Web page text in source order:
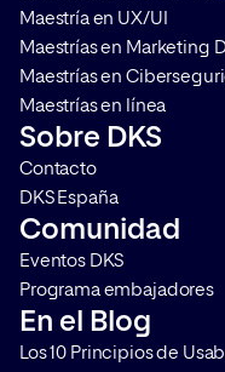
Maestría en UX/UI
Maestrías en Marketing
Maestrías en
Maestrías en línea
Sobre DKS
Contacto
DKS España
Comunidad
Eventos DKS
Programa embajadores
En el Blog
Los 10 Principios de